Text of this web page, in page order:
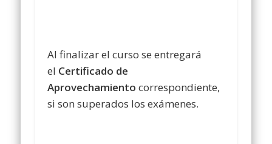
Al finalizar el curso se entregará
el Certificado de
Aprovechamiento correspondiente,
si son superados los exámenes.